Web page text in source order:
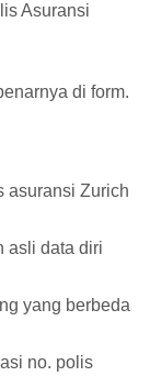
Asuransi
di form.
asuransi Zurich
asli data diri
yang berbeda
no. polis